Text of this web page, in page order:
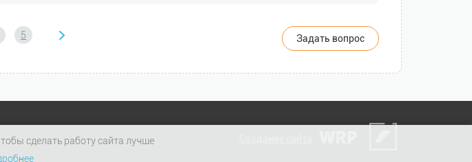
5 Задать вопрос
сделать работу сайта лучше